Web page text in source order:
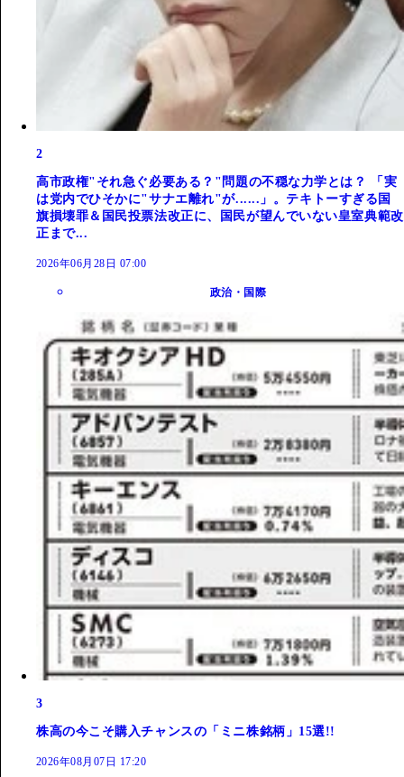
2
高市政権"それ急ぐ必要ある？"問題の不穏な力学とは？ 「実
は党内でひそかに"サナエ離れ"が......」。テキトーすぎる国
旗損壊罪＆国民投票法改正に、国民が望んでいない皇室典範改
正まで...
2026年06月28日 07:00
政治・国際
3
株高の今こそ購入チャンスの「ミニ株銘柄」15選!!
2026年08月07日 17:20